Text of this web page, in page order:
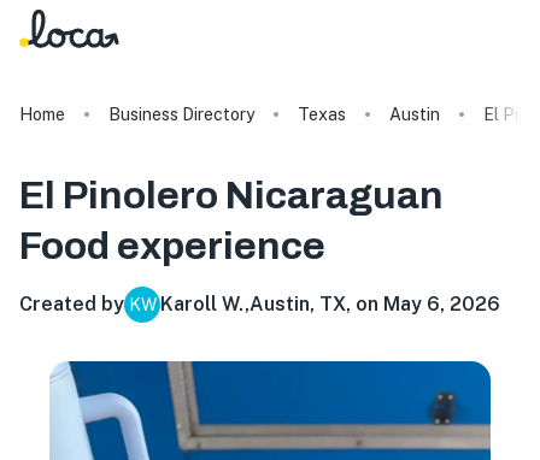
Home Business Directory Texas Austin El
El Pinolero Nicaraguan
Food experience
Created by KW Karoll W.,Austin, TX, on May 6, 2026